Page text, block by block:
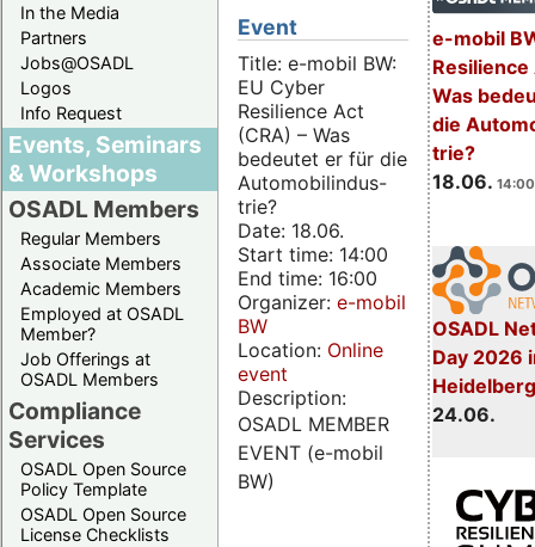
In the Media
Partners
Jobs@OSADL
Logos
Info Request
Events, Seminars
& Workshops
OSADL Members
Regular Members
Associate Members
Academic Members
Employed at OSADL
Member?
Job Offerings at
OSADL Members
Compliance
Services
OSADL Open Source
Policy Template
OSADL Open Source
License Checklists
e-mobil
Resilience
Was
die
trie?
18.06.
OSADL
Day 2026
24.06.
Event
Title: e-mobil BW:
EU Cyber
Resilience Act
(CRA) – Was
bedeutet er für die
Automobilindus-
trie?
Date: 18.06.
Start time: 14:00
End time: 16:00
Organizer: e-mobil
BW
Location: Online
event
Description:
OSADL MEMBER
EVENT (e-mobil
BW)